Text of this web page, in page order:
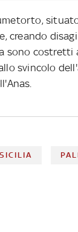
creando
sono costretti
svincolo
SICILIA